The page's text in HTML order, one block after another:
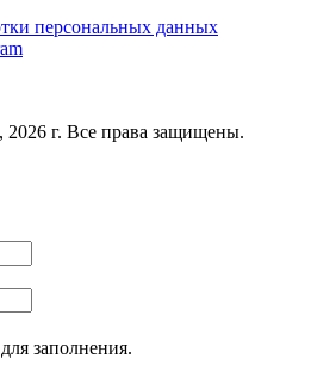
персональных данных
2026 г. Все права защищены.
заполнения.